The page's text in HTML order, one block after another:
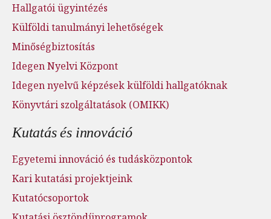
Hallgatói ügyintézés
Külföldi tanulmányi lehetőségek
Minőségbiztosítás
Idegen Nyelvi Központ
Idegen nyelvű képzések külföldi hallgatóknak
Könyvtári szolgáltatások (OMIKK)
Kutatás és innováció
Egyetemi innováció és tudásközpontok
Kari kutatási projektjeink
Kutatócsoportok